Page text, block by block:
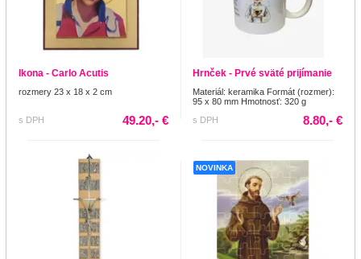
Ikona - Carlo Acutis
rozmery 23 x 18 x 2 cm
s DPH 49.20,- €
Hrnček - Prvé sväté prijímanie
Materiál: keramika Formát (rozmer):
95 x 80 mm Hmotnosť: 320 g
s DPH
8.80,- €
NOVINKA